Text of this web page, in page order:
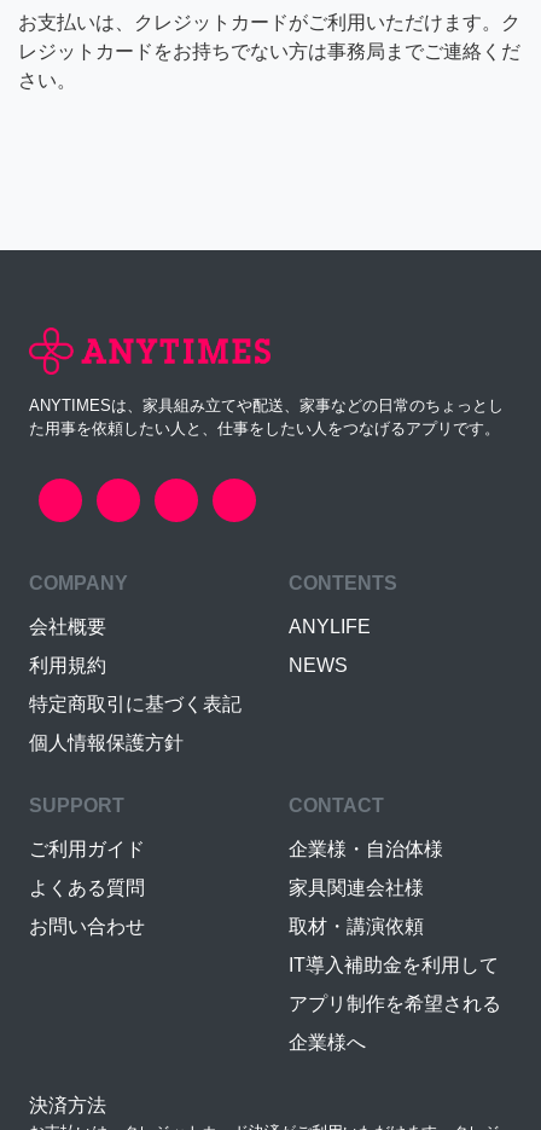
お支払いは、クレジットカードがご利用いただけます。ク
レジットカードをお持ちでない方は事務局までご連絡くだ
さい。
ANYTIMESは、家具組み立てや配送、家事などの日常のちょっとし
た用事を依頼したい人と、仕事をしたい人をつなげるアプリです。
COMPANY
会社概要
利用規約
特定商取引に基づく表記
個人情報保護方針
CONTENTS
ANYLIFE
NEWS
SUPPORT
ご利用ガイド
よくある質問
お問い合わせ
CONTACT
企業様・自治体様
家具関連会社様
取材・講演依頼
IT導入補助金を利用して
アプリ制作を希望される
企業様へ
決済方法